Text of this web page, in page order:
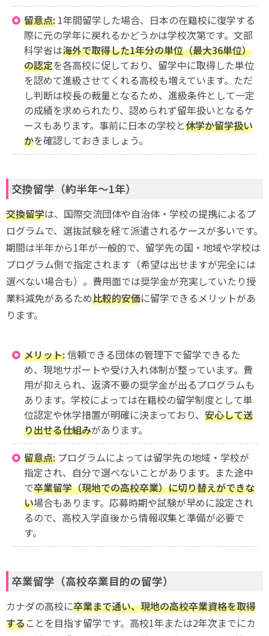
留意点: 1年間留学した場合、日本の在籍校に復学する
際に元の学年に戻れるかどうかは学校次第です。文部
科学省は海外で取得した1年分の単位（最大36単位）
の認定を各高校に促しており、留学中に取得した単位
を認めて進級させてくれる高校も増えています。ただ
し判断は校長の裁量となるため、進級条件として一定
の成績を求められたり、認められず留年扱いとなるケ
ースもあります。事前に日本の学校と休学か留学扱い
かを確認しておきましょう。
交換留学（約半年〜1年）
交換留学は、国際交流団体や自治体・学校の提携によるプ
ログラムで、選抜試験を経て派遣されるケースが多いです。
期間は半年から1年が一般的で、留学先の国・地域や学校は
プログラム側で指定されます（希望は出せますが完全には
選べない場合も）。費用面では奨学金が充実していたり授
業料減免があるため比較的安価に留学できるメリットがあ
ります。
メリット:信頼できる団体の管理下で留学できるた
め、現地サポートや受け入れ体制が整っています。費
用が抑えられ、返済不要の奨学金が出るプログラムも
あります。学校によっては在籍校の留学制度として単
位認定や休学措置が明確に決まっており、 安心して送
り出せる仕組みがあります。
留意点: プログラムによっては留学先の地域・学校が
指定され、自分で選べないことがあります。また途中
で卒業留学（現地での高校卒業）に切り替えができな
い場合もあります。応募時期や試験が早めに設定され
るので、高校入学直後から情報収集と準備が必要で
す。
卒業留学（高校卒業目的の留学）
カナダの高校に卒業まで通い、現地の高校卒業資格を取得
することを目指す留学です。高校1年または2年次までにカ